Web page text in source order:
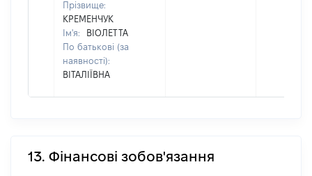
Прізвище:
КРЕМЕНЧУК
Ім'я:
ВІОЛЕТТА
По батькові (за
наявності):
ВІТАЛІЇВНА
13. Фінансові зобов'язання